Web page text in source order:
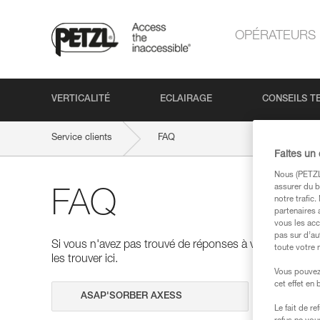
OPÉRATEURS
VERTICALITÉ ECLAIRAGE CONSEILS
Service clients FAQ
FAQ
Si vous n'avez pas trouvé de réponses à vos
les trouver ici.
Faites un
Nous
assurer du
notre trafic.
partenaires
vous les
pas sur
toute votre
Vous
cet effet en
Le fait de